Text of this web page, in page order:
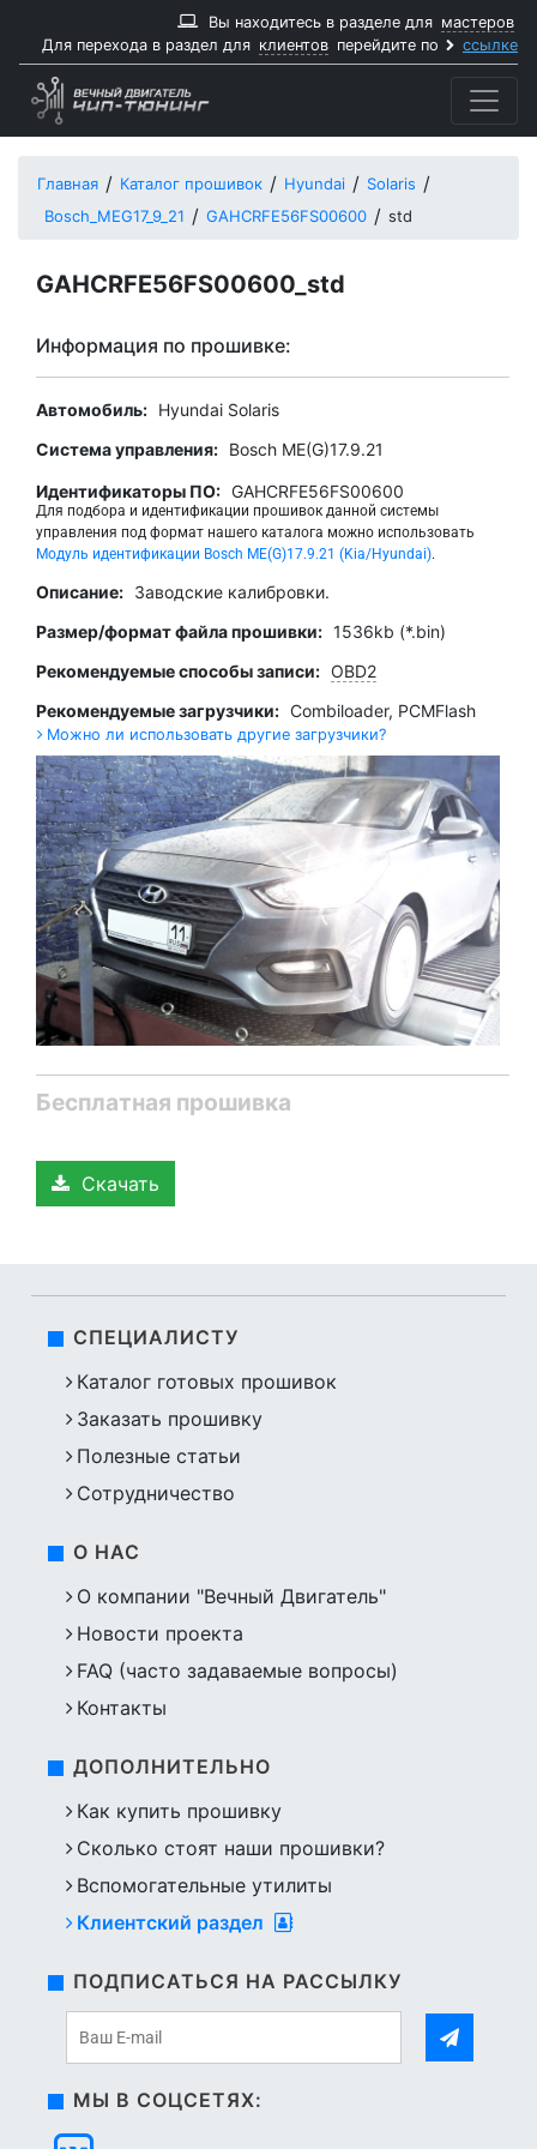
Вы находитесь в разделе для мастеров
Для перехода в раздел для клиентов перейдите по ссылке
Главная Каталог прошивок Hyundai
Solaris
Bosch_MEG17_9_21
GAHCRFE56FS00600 std
GAHCRFE56FS00600_std
Информация по прошивке:
Автомобиль: Hyundai Solaris
Система управления: Bosch ME(G)17.9.21
Идентификаторы ПО: GAHCRFE56FS00600
Для подбора и идентификации прошивок данной системы
управления под формат нашего каталога можно использовать
Модуль идентификации Bosch ME(G)17.9.21 (Kia/Hyundai).
Описание: Заводские калибровки.
Размер/формат файла прошивки: 1536kb (*.bin)
Рекомендуемые способы записи: OBD2
Рекомендуемые загрузчики: Combiloader, PCMFlash
Можно ли использовать другие загрузчики?
Бесплатная прошивка
Скачать
СПЕЦИАЛИСТУ
Каталог готовых прошивок
Заказать прошивку
Полезные статьи
Сотрудничество
О НАС
О компании "Вечный Двигатель"
Новости проекта
FAQ (часто задаваемые вопросы)
Контакты
ДОПОЛНИТЕЛЬНО
Как купить прошивку
Сколько стоят наши прошивки?
Вспомогательные утилиты
Клиентский раздел
ПОДПИСАТЬСЯ НА РАССЫЛКУ
МЫ В СОЦСЕТЯХ: